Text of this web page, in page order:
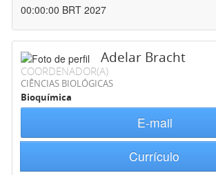
00:00:00 BRT 2027
Adelar Bracht
COORDENADOR(A)
CIÊNCIAS BIOLÓGICAS
Bioquímica
E-mail
Currículo